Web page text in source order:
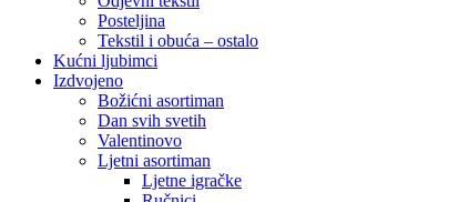
Posteljina
Tekstil i obuća – ostalo
Kućni ljubimci
Izdvojeno
Božićni asortiman
Dan svih svetih
Valentinovo
Ljetni asortiman
Ljetne igračke